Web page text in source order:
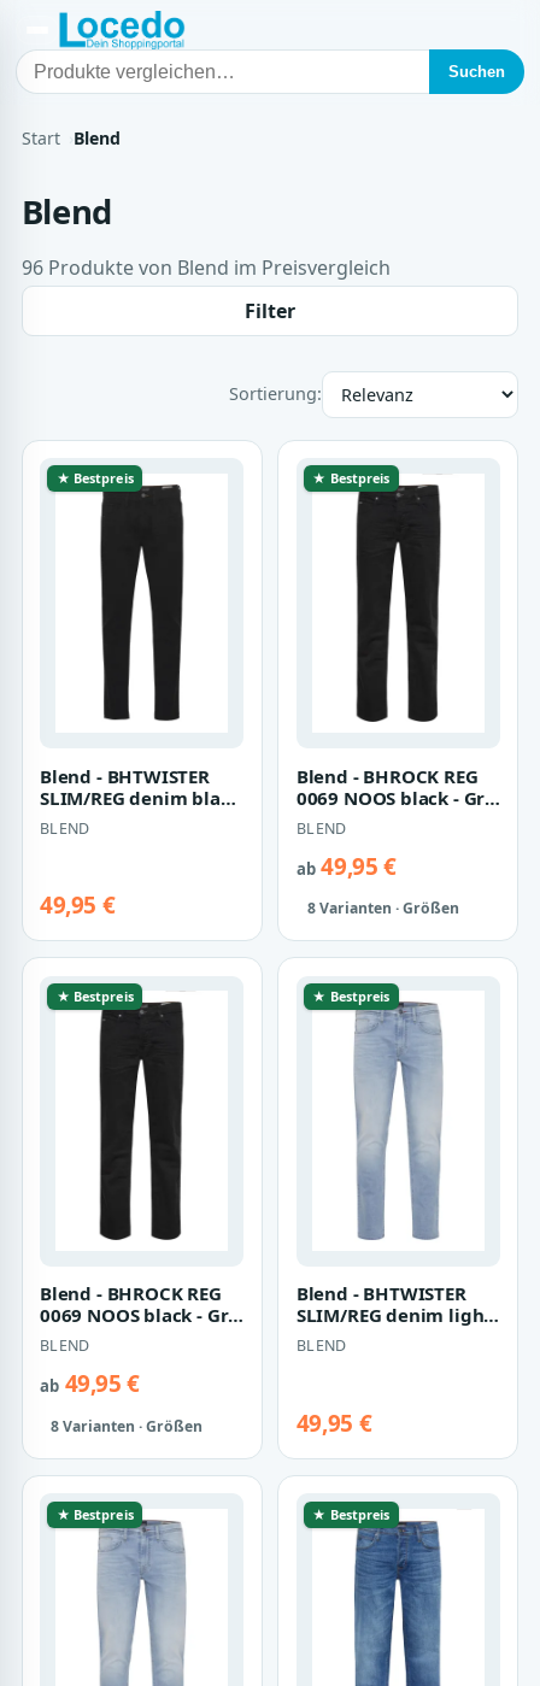
Suchen
Start Blend
Blend
96 Produkte von Blend im Preisvergleich
Filter
Sortierung:
★ Bestpreis
Blend - BHTWISTER
SLIM/REG denim black
- Gr. - 32
BLEND
49,95 €
★ Bestpreis
Blend - BHROCK REG
0069 NOOS black - Gr. -
32
BLEND
ab49,95 €
8 Varianten · Größen
★ Bestpreis
Blend - BHROCK REG
0069 NOOS black - Gr. -
34
BLEND
ab49,95 €
8 Varianten · Größen
★ Bestpreis
Blend - BHTWISTER
SLIM/REG denim light
bleach blue-24 - Gr. -
32
BLEND
49,95 €
★ Bestpreis ★ Bestpreis